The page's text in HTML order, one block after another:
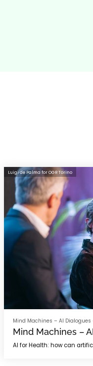
Luigi de Palma for OGR Torino
Mind Machines – AI Dialogues
Mind Machines –
AI for Health: how can